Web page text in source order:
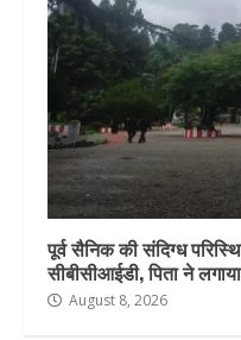
पूर्व सैनिक की संदिग्ध
सीबीसीआईडी, पिता ने
August 8, 2026